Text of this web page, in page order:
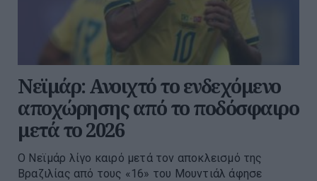
Νεϊμάρ: Ανοιχτό το ενδεχόμενο
αποχώρησης από το ποδόσφαιρο
μετά το 2026
Ο Νεϊμάρ λίγο καιρό μετά τον αποκλεισμό της
Βραζιλίας από τους «16» του Μουντιάλ άφησε